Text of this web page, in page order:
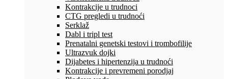
Kontrakcije u trudnoci
CTG pregledi u trudnoći
Serklaž
Dabl i tripl test
Prenatalni genetski testovi i trombofilije
Ultrazvuk dojki
Dijabetes i hipertenzija u trudnoći
Kontrakcije i prevremeni porodjaj